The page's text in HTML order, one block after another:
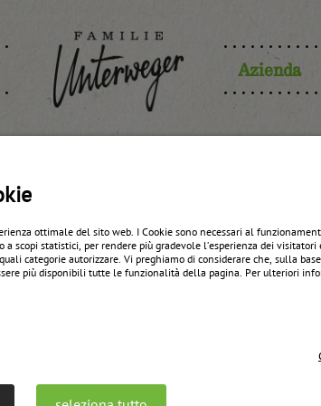
ottimale del sito web. I Cookie sono necessari al
scopi statistici, per rendere più gradevole l’esperienza dei visitatori
categorie autorizzare. Vi preghiamo di considerare che, sulla
più disponibili tutte le funzionalità della pagina. Per ulteriori
Azienda
zurück zur Übersicht